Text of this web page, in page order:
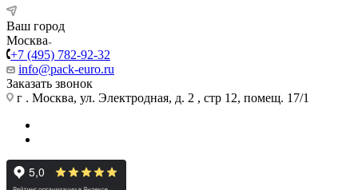
Ваш город
Москва
+7 (495) 782-92-32
info@pack-euro.ru
Заказать звонок
г . Москва, ул. Электродная, д. 2 , стр 12, помещ. 17/1